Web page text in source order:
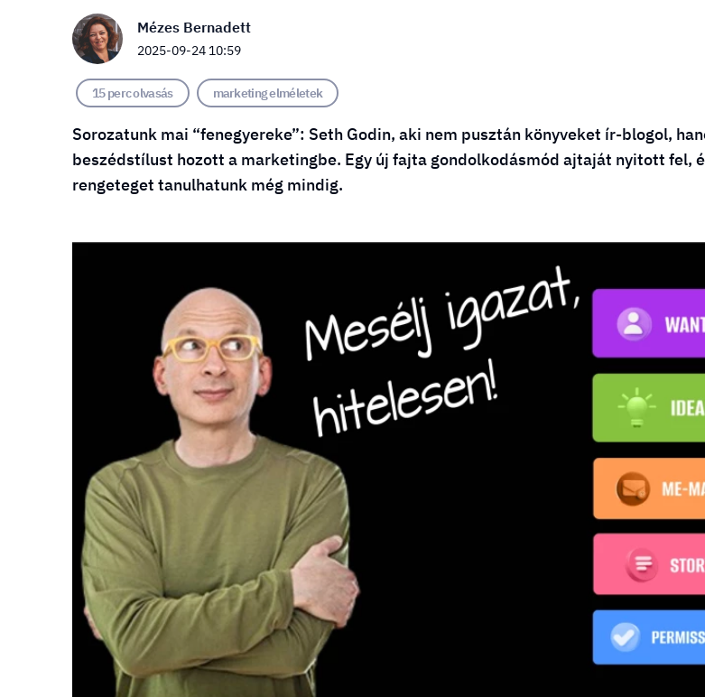
Mézes Bernadett
2025-09-24 10:59
15 perc olvasás marketing elméletek
Sorozatunk mai “fenegyereke”: Seth Godin, aki nem pusztán könyveket ír-blogol,
beszédstílust hozott a marketingbe. Egy új fajta gondolkodásmód ajtaját nyitott fel,
rengeteget tanulhatunk még mindig.